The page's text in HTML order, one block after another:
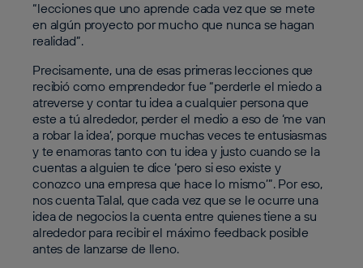
“lecciones que uno aprende cada vez que se mete
en algún proyecto por mucho que nunca se hagan
realidad”.
Precisamente, una de esas primeras lecciones que
recibió como emprendedor fue “perderle el miedo a
atreverse y contar tu idea a cualquier persona que
este a tú alrededor, perder el medio a eso de ‘me van
a robar la idea’, porque muchas veces te entusiasmas
y te enamoras tanto con tu idea y justo cuando se la
cuentas a alguien te dice ‘pero si eso existe y
conozco una empresa que hace lo mismo’”. Por eso,
nos cuenta Talal, que cada vez que se le ocurre una
idea de negocios la cuenta entre quienes tiene a su
alrededor para recibir el máximo feedback posible
antes de lanzarse de lleno.